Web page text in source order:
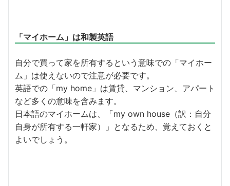
「マイホーム」は和製英語
自分で買って家を所有するという意味での「マイホー
ム」は使えないので注意が必要です。
英語での「my home」は賃貸、マンション、アパート
など多くの意味を含みます。
日本語のマイホームは、「my own house（訳：自分
自身が所有する一軒家）」となるため、覚えておくと
よいでしょう。